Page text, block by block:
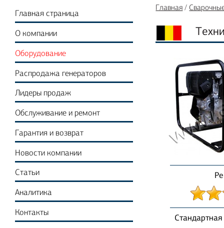
Главная страница
О компании
Оборудование
Распродажа генераторов
Лидеры продаж
Обслуживание и ремонт
Гарантия и возврат
Новости компании
Статьи
Аналитика
Контакты
Главная /